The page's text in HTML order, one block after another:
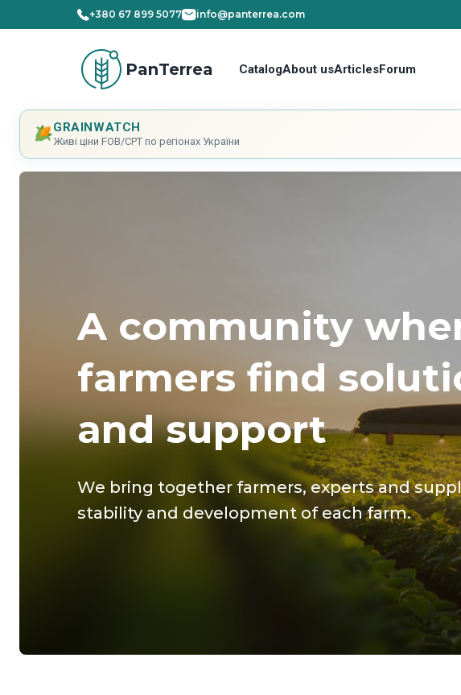
+380 67 899 5077 info@panterrea.com
PanTerrea CatalogAbout usArticlesForum
GRAINWATCH
Живі ціни FOB/CPT по регіонах України
Cпільнота, де
знаходять
підтримку 1
We bring together farmers, experts and
stability and development of each farm.